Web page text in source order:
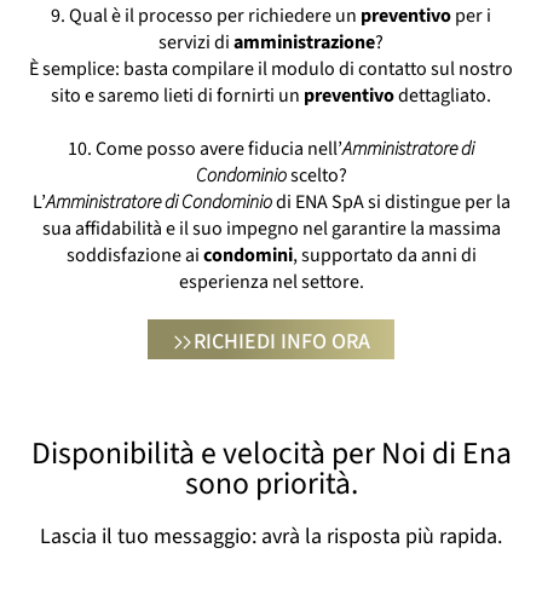
9. Qual è il processo per richiedere un preventivoper i
servizi diamministrazione?
È semplice: basta compilare il modulo di contatto sul nostro
sito e saremo lieti di fornirti un preventivodettagliato.
10. Come posso avere fiducia nell’Amministratore di
Condominioscelto?
L’Amministratore di Condominiodi ENA SpA si distingue per la
sua affidabilità e il suo impegno nel garantire la massima
soddisfazione aicondomini, supportato da anni di
esperienza nel settore.
RICHIEDI INFO ORA
Disponibilità e velocità per Noi di Ena
sono priorità.
Lascia il tuo messaggio: avrà la risposta più rapida.